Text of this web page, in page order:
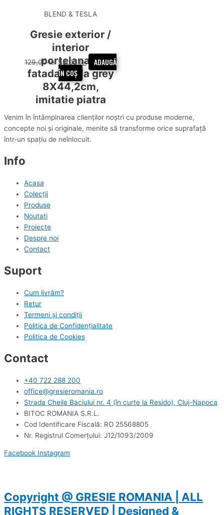
BLEND & TESLA
Gresie exterior /
interior
portelanata
fatada Tesla grey
8X44,2cm,
imitatie piatra
129,00lei 98,00lei
ADAUGĂ
ÎN COȘ
Venim în întâmpinarea clienților noștri cu produse moderne,
concepte noi și originale, menite să transforme orice suprafață
într-un spațiu de neînlocuit.
Info
Acasa
Colecții
Produse
Noutati
Proiecte
Despre noi
Contact
Suport
Cum livrăm?
Retur
Termeni și condiții
Politica de Confidențialitate
Politica de Cookies
Contact
+40 722 288 200
office@gresieromania.ro
Strada Cheile Baciului nr. 4 (în curte la Resido), Cluj-Napoca
BITOC ROMANIA S.R.L.
Cod Identificare Fiscală: RO 25568805
Nr. Registrul Comerţului: J12/1093/2009
Facebook Instagram
Copyright @ GRESIE ROMANIA | ALL
RIGHTS RESERVED | Designed &